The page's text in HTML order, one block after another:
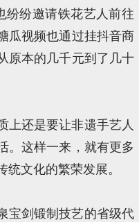
纷纷邀请铁花艺人前往
瓜视频也通过挂抖音商
原本的几千元到了几十
上还是要让非遗手艺人
。这样一来，就有更多
统文化的繁荣发展。
宝剑锻制技艺的省级代